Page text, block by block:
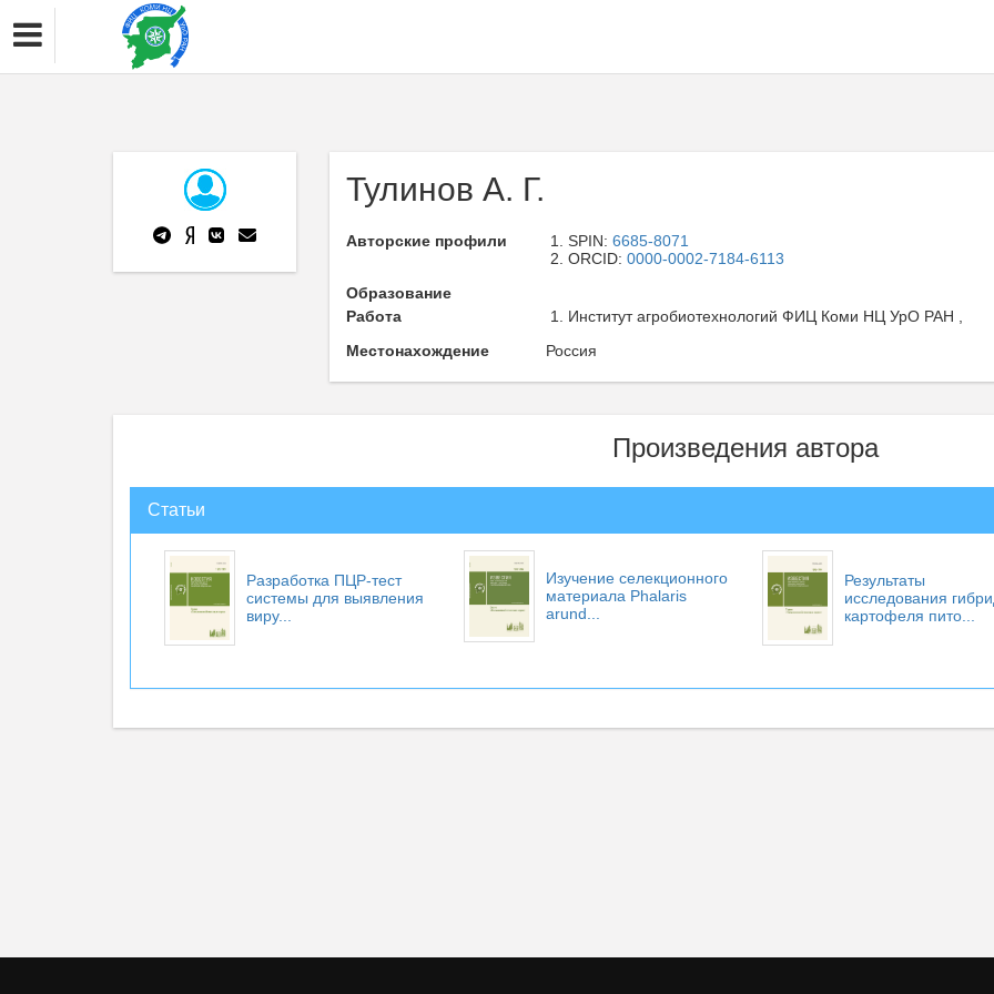
Тулинов А. Г.
Авторские профили SPIN: 6685-8071
ORCID: 0000-0002-7184-6113
Образование
Работа
Институт агробиотехнологий ФИЦ Коми НЦ УрО РАН ,
Местонахождение
Россия
Произведения автора
Статьи
Разработка ПЦР-тест
системы для выявления
виру...
Изучение селекционного
материала Phalaris
arund...
Результаты
исследования
картофеля пито...